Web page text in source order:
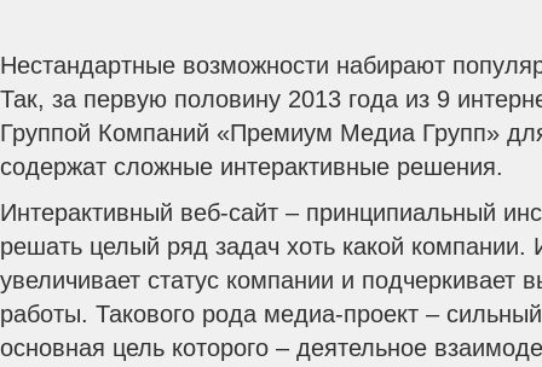
Нестандартные возможности набирают
Так, за первую половину 2013 года из 9
Группой Компаний «Премиум Медиа Групп»
содержат сложные интерактивные решения.
Интерактивный веб-сайт – принципиальный
решать целый ряд задач хоть какой компании.
увеличивает статус компании и подчеркивает
работы. Такового рода медиа-проект –
основная цель которого – деятельное